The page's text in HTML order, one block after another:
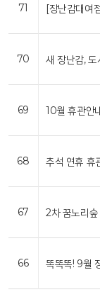
71 [장난감대여
70 새 장난감, 도
69 10월 휴관안
68 추석 연휴 휴
67 2차 꿈노리
66 똑똑똑! 9월